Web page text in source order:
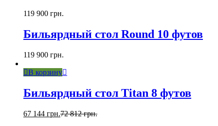
119 900 грн.
Бильярдный стол Round 10 футов
119 900 грн.
В корзину
Бильярдный стол Titan 8 футов
67 144 грн.72 812грн.